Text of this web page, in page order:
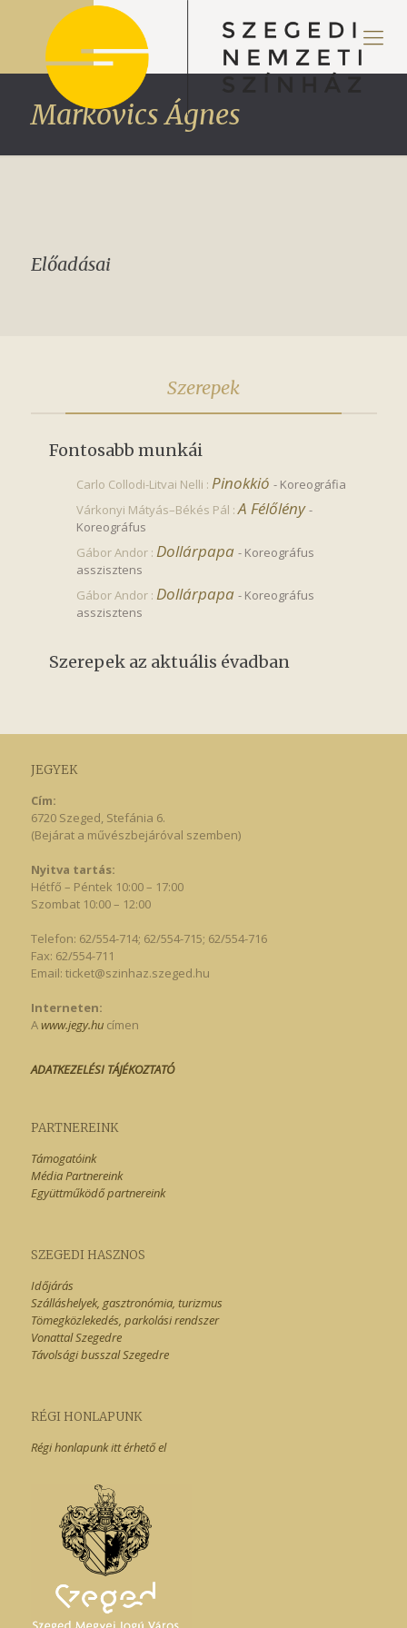
Markovics Ágnes
Előadásai
Szerepek
Fontosabb munkái
Carlo Collodi-Litvai Nelli : Pinokkió - Koreográfia
Várkonyi Mátyás–Békés Pál :A Félőlény -
Koreográfus
Gábor Andor : Dollárpapa - Koreográfus
asszisztens
Gábor Andor : Dollárpapa - Koreográfus
asszisztens
Szerepek az aktuális évadban
JEGYEK
Cím:
6720 Szeged, Stefánia 6.
(Bejárat a művészbejáróval szemben)
Nyitva tartás:
Hétfő – Péntek 10:00 – 17:00
Szombat 10:00 – 12:00
Telefon: 62/554-714; 62/554-715; 62/554-716
Fax: 62/554-711
Email: ticket@szinhaz.szeged.hu
Interneten:
Awww.jegy.hucímen
ADATKEZELÉSI TÁJÉKOZTATÓ
PARTNEREINK
Támogatóink
Média Partnereink
Együttműködő partnereink
SZEGEDI HASZNOS
Időjárás
Szálláshelyek, gasztronómia, turizmus
Tömegközlekedés, parkolási rendszer
Vonattal Szegedre
Távolsági busszal Szegedre
RÉGI HONLAPUNK
Régi honlapunk itt érhető el